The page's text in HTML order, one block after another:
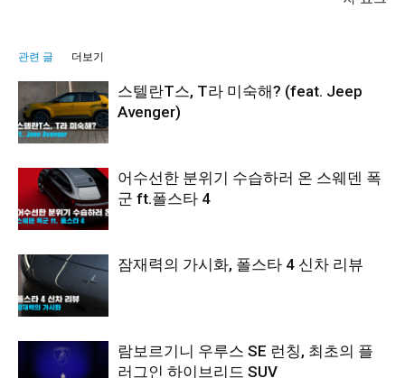
관련 글 더보기
스텔란T스, T라 미숙해? (feat. Jeep
Avenger)
어수선한 분위기 수습하러 온 스웨덴 폭
군 ft.폴스타 4
잠재력의 가시화, 폴스타 4 신차 리뷰
람보르기니 우루스 SE 런칭, 최초의 플
러그인 하이브리드 SUV